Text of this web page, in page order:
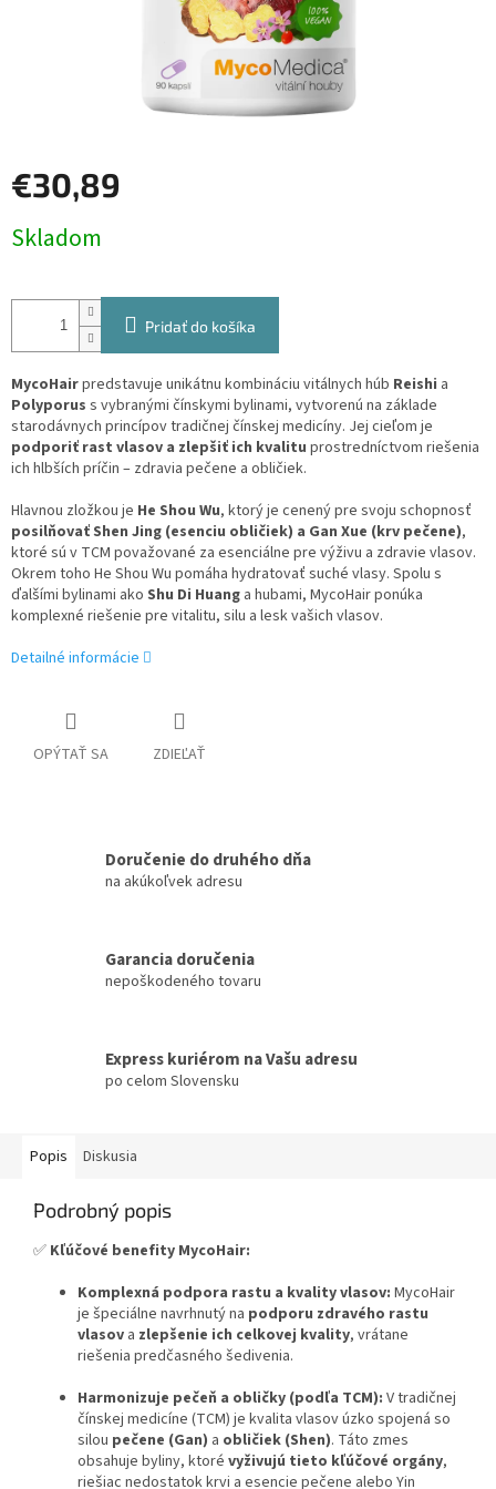
€30,89
cena:
Skladom
Pridať do košíka
MycoHairpredstavuje unikátnu kombináciu vitálnych húb Reishi a
Polyporus s vybranými čínskymi bylinami, vytvorenú na základe
starodávnych princípov tradičnej čínskej medicíny. Jej cieľom je
podporiť rast vlasov a zlepšiť ich kvalitu prostredníctvom riešenia
ich hlbších príčin – zdravia pečene a obličiek.
Hlavnou zložkou je He Shou Wu, ktorý je cenený pre svoju schopnosť
posilňovať Shen Jing (esenciu obličiek) a Gan Xue (krv pečene),
ktoré sú v TCM považované za esenciálne pre výživu a zdravie vlasov.
Okrem toho He Shou Wu pomáha hydratovať suché vlasy. Spolu s
ďalšími bylinami ako Shu Di Huang a hubami, MycoHair ponúka
komplexné riešenie pre vitalitu, silu a lesk vašich vlasov.
Detailné informácie
OPÝTAŤ SA ZDIEĽAŤ
Doručenie do druhého dňa
na akúkoľvek adresu
Garancia doručenia
nepoškodeného tovaru
Express kuriérom na Vašu adresu
po celom Slovensku
Popis Diskusia
Podrobný popis
✅ Kľúčové benefity MycoHair:
Komplexná podpora rastu a kvality vlasov: MycoHair
je špeciálne navrhnutý na podporu zdravého rastu
vlasov a zlepšenie ich celkovej kvality, vrátane
riešenia predčasného šedivenia.
Harmonizuje pečeň a obličky (podľa TCM): V tradičnej
čínskej medicíne (TCM) je kvalita vlasov úzko spojená so
silou pečene (Gan) a obličiek (Shen). Táto zmes
obsahuje byliny, ktoré vyživujú tieto kľúčové orgány,
riešiac nedostatok krvi a esencie pečene alebo Yin